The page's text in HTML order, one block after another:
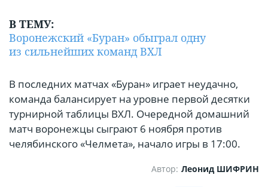
В ТЕМУ:
Воронежский «Буран» обыграл одну
из сильнейших команд ВХЛ
В последних матчах «Буран» играет неудачно,
команда балансирует на уровне первой десятки
турнирной таблицы ВХЛ. Очередной домашний
матч воронежцы сыграют 6 ноября против
челябинского «Челмета», начало игры в 17:00.
Автор: Леонид ШИФРИН